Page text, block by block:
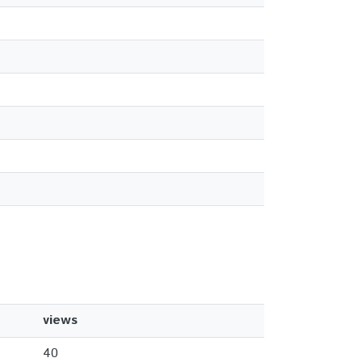
views
40